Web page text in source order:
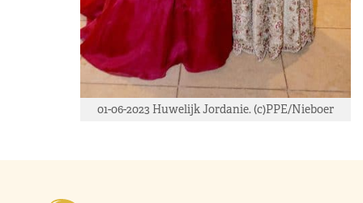
01-06-2023 Huwelijk Jordanie. (c)PPE/Nieboer